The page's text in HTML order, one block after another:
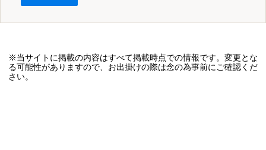
※当サイトに掲載の内容はすべて掲載時点での情報です。変更とな
る可能性がありますので、お出掛けの際は念の為事前にご確認くだ
さい。